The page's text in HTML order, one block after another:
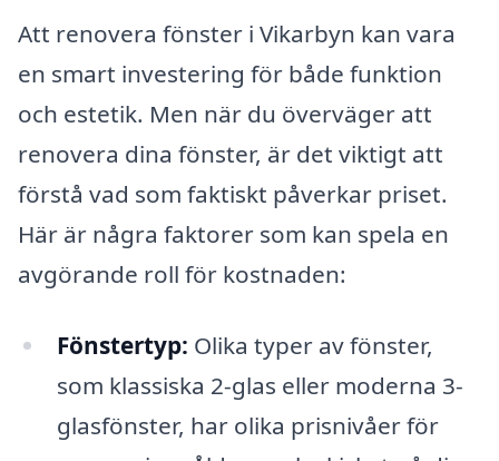
Att renovera fönster i Vikarbyn kan vara
en smart investering för både funktion
och estetik. Men när du överväger att
renovera dina fönster, är det viktigt att
förstå vad som faktiskt påverkar priset.
Här är några faktorer som kan spela en
avgörande roll för kostnaden:
Fönstertyp: Olika typer av fönster,
som klassiska 2-glas eller moderna 3-
glasfönster, har olika prisnivåer för